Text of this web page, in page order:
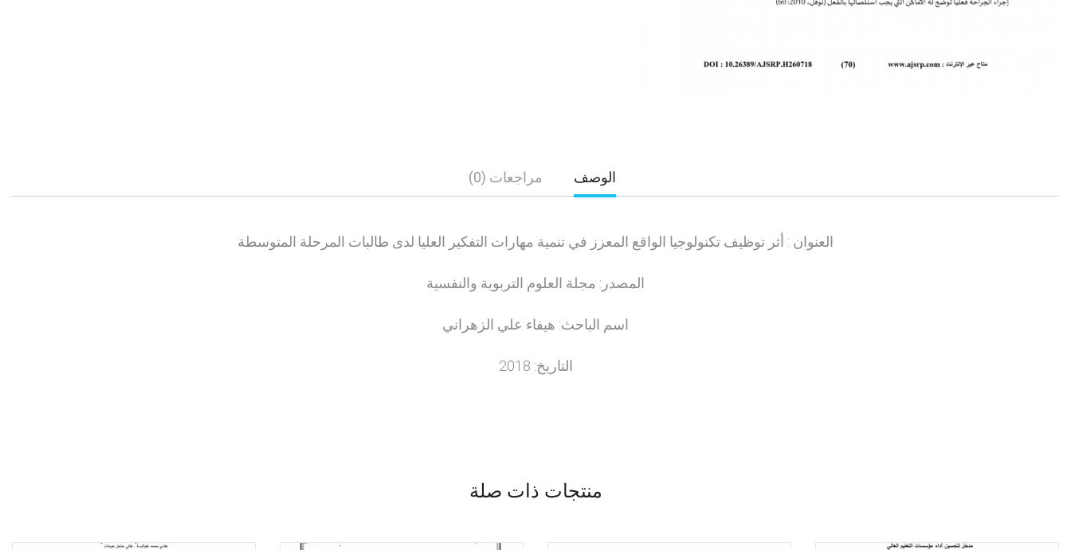
الوصف مراجعات (0)
العنوان : أثر توظيف تكنولوجيا الواقع المعزز في تنمية مهارات التفكير العليا لدى طالبات المرحلة المتوسطة
المصدر: مجلة العلوم التربوية والنفسية
اسم الباحث: هيفاء علي الزهراني
التاريخ: 2018
منتجات ذات صلة